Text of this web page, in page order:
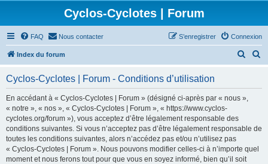
Cyclos-Cyclotes | Forum
FAQ Nous contacter Connexion
S’enregistrer
Index du forum
r
h
Cyclos-Cyclotes | Forum - Conditions d’utilisation
En accédant à « Cyclos-Cyclotes | Forum » (désigné ci-après par « nous »,
« notre », « nos », « Cyclos-Cyclotes | Forum », « https://www.cyclos-
cyclotes.org/forum »), vous acceptez d’être légalement responsable des
conditions suivantes. Si vous n’acceptez pas d’être légalement responsable de
toutes les conditions suivantes, alors n’accédez pas et/ou n’utilisez pas
« Cyclos-Cyclotes | Forum ». Nous pouvons modifier celles-ci à n’importe quel
moment et nous ferons tout pour que vous en soyez informé, bien qu’il soit